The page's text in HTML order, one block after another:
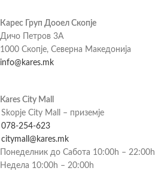
Карес Груп Дооел Скопје
Дичо Петров 3А
1000 Скопје, Северна Македонија
info@kares.mk
Kares City Mall
Skopje City Mall – приземје
078-254-623
citymall@kares.mk
Понеделник до Сабота 10:00h – 22:00h
Недела 10:00h – 20:00h